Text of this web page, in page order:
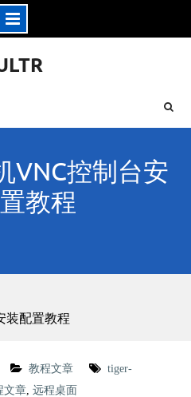
VNC控制台安
教程
装配置教程
教程文章
tiger-
文章, 远程桌面